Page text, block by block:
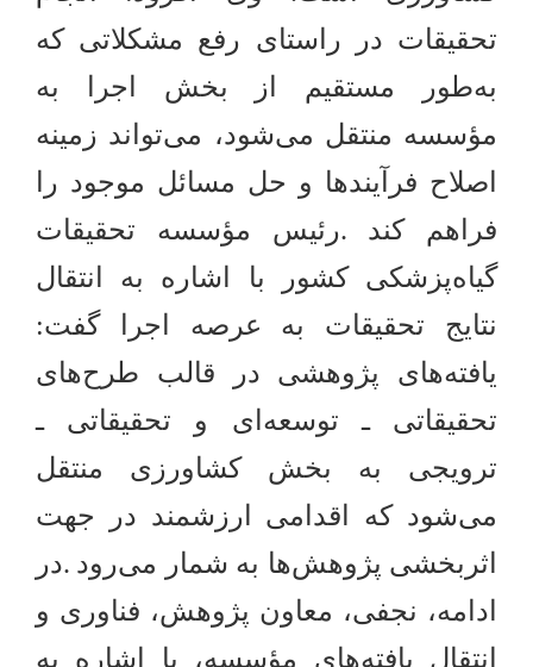
تحقیقات در راستای رفع مشکلاتی که
به‌طور مستقیم از بخش اجرا به
مؤسسه منتقل می‌شود، می‌تواند زمینه
اصلاح فرآیندها و حل مسائل موجود را
فراهم کند .رئیس مؤسسه تحقیقات
گیاه‌پزشکی کشور با اشاره به انتقال
نتایج تحقیقات به عرصه اجرا گفت:
یافته‌های پژوهشی در قالب طرح‌های
تحقیقاتی ـ توسعه‌ای و تحقیقاتی ـ
ترویجی به بخش کشاورزی منتقل
می‌شود که اقدامی ارزشمند در جهت
اثربخشی پژوهش‌ها به شمار می‌رود .در
ادامه، نجفی، معاون پژوهش، فناوری و
انتقال یافته‌های مؤسسه، با اشاره به